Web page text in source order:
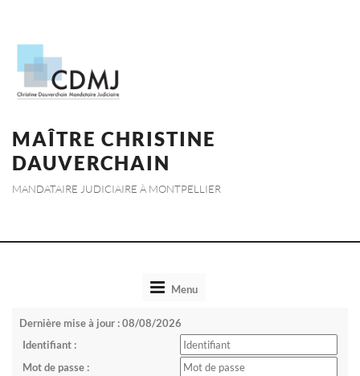
MAÎTRE CHRISTINE
DAUVERCHAIN
MANDATAIRE JUDICIAIRE À MONTPELLIER
ToggleMenu
Dernière mise à jour : 08/08/2026
Identifiant :
Mot de passe :